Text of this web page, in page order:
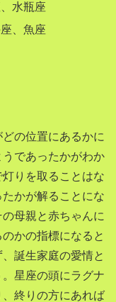
水瓶座
、魚座
の位置にあるかに
であったかがわか
りを取ることはな
かが解ることにな
母親と赤ちゃんに
かの指標になると
誕生家庭の愛情と
星座の頭にラグナ
終りの方にあれば